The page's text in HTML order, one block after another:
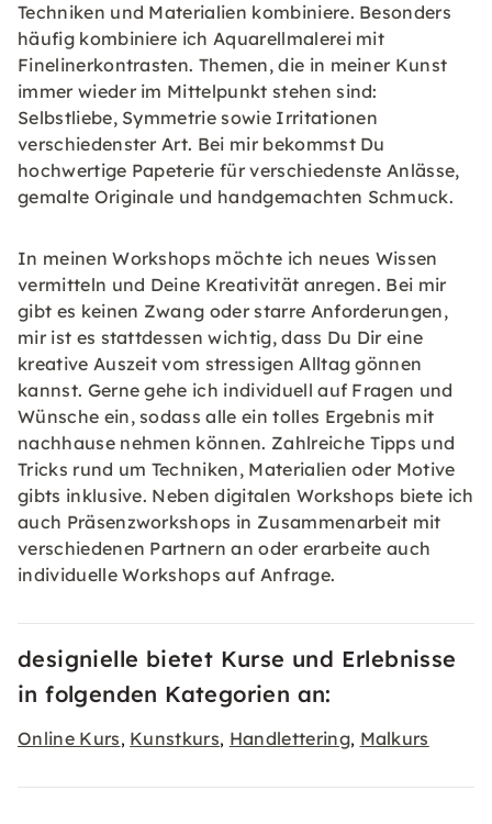
Techniken und Materialien kombiniere. Besonders
häufig kombiniere ich Aquarellmalerei mit
Finelinerkontrasten. Themen, die in meiner Kunst
immer wieder im Mittelpunkt stehen sind:
Selbstliebe, Symmetrie sowie Irritationen
verschiedenster Art. Bei mir bekommst Du
hochwertige Papeterie für verschiedenste Anlässe,
gemalte Originale und handgemachten Schmuck.
In meinen Workshops möchte ich neues Wissen
vermitteln und Deine Kreativität anregen. Bei mir
gibt es keinen Zwang oder starre Anforderungen,
mir ist es stattdessen wichtig, dass Du Dir eine
kreative Auszeit vom stressigen Alltag gönnen
kannst. Gerne gehe ich individuell auf Fragen und
Wünsche ein, sodass alle ein tolles Ergebnis mit
nachhause nehmen können. Zahlreiche Tipps und
Tricks rund um Techniken, Materialien oder Motive
gibts inklusive. Neben digitalen Workshops biete ich
auch Präsenzworkshops in Zusammenarbeit mit
verschiedenen Partnern an oder erarbeite auch
individuelle Workshops auf Anfrage.
designielle bietet Kurse und Erlebnisse
in folgenden Kategorien an:
Online Kurs, Kunstkurs, Handlettering, Malkurs